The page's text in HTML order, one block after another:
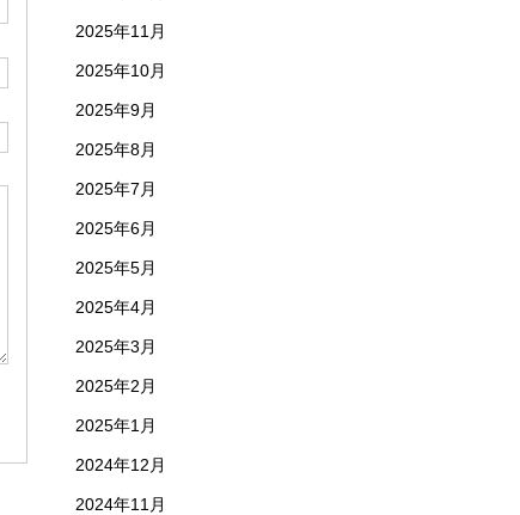
2025年11月
2025年10月
2025年9月
2025年8月
2025年7月
2025年6月
2025年5月
2025年4月
2025年3月
2025年2月
2025年1月
2024年12月
2024年11月